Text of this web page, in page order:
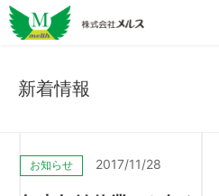
新着情報
お知らせ 2017/11/28